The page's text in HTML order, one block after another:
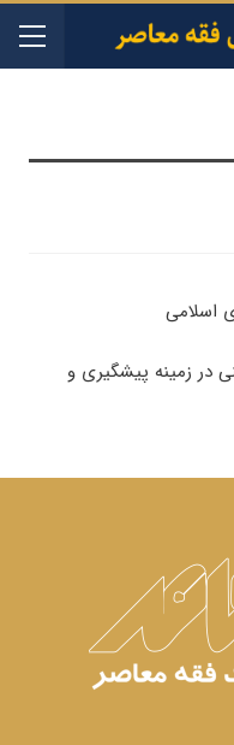
اسلامی
در زمینه پیشگیری و